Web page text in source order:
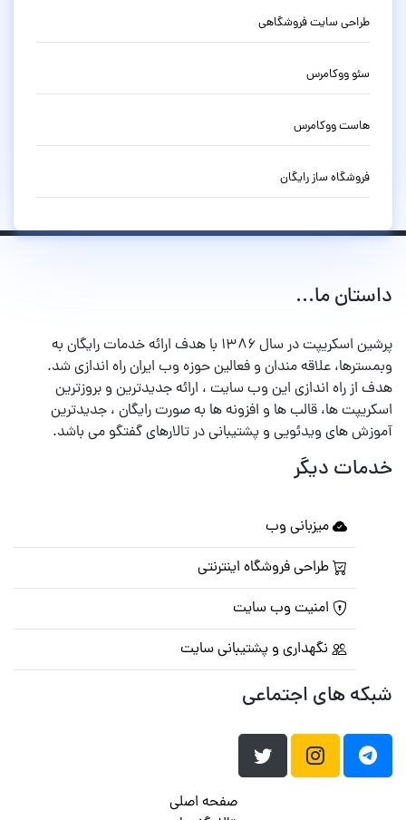
طراحی سایت فروشگاهی
سئو ووکامرس
هاست ووکامرس
فروشگاه ساز رایگان
داستان ما...
پرشین اسکریپت در سال ۱۳۸۶ با هدف ارائه خدمات رایگان به
وبمسترها، علاقه مندان و فعالین حوزه وب ایران راه اندازی شد.
هدف از راه اندازی این وب سایت ، ارائه جدیدترین و بروزترین
اسکریپت ها، قالب ها و افزونه ها به صورت رایگان ، جدیدترین
آموزش های ویدئویی و پشتیبانی در تالارهای گفتگو می باشد.
خدمات دیگر
میزبانی وب
طراحی فروشگاه اینترنتی
امنیت وب سایت
نگهداری و پشتیبانی سایت
شبکه های اجتماعی
صفحه اصلی